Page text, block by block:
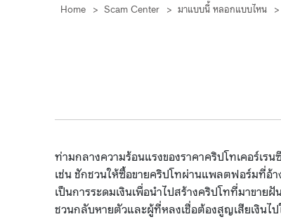
Home > Scam Center > มาแบบนี้ หลอกแบบไหน >
ท่ามกลางความร้อนแรงของราคาคริปโทเคอร์เร
เช่น ชักชวนให้ซื้อขายคริปโทผ่านแพลตฟอร์มที่อ้า
เป็นการระดมเงินเพื่อนำไปสร้างคริปโทที่มาขาย
ชวนกลับหายตัวและผู้ที่หลงเชื่อต้องสูญเสียเงินไ